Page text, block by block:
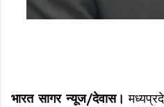
भारत सागर न्यूज/देवास।